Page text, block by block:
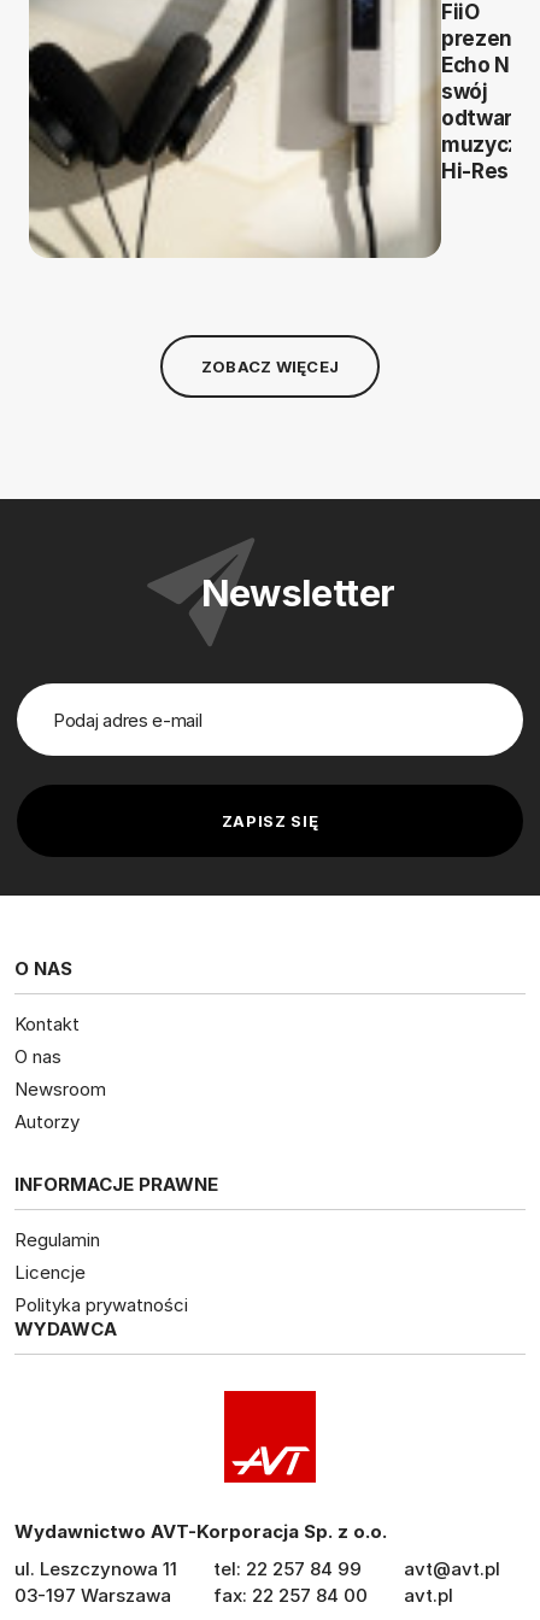
FiiO
Echo
swój
Hi-Res
ZOBACZ WIĘCEJ
Newsletter
O NAS
Kontakt
O nas
Newsroom
Autorzy
INFORMACJE PRAWNE
Regulamin
Licencje
Polityka prywatności
WYDAWCA
Wydawnictwo AVT-Korporacja Sp. z o.o.
ul. Leszczynowa 11
03-197 Warszawa
tel: 22 257 84 99
fax: 22 257 84 00
avt@avt.pl
avt.pl